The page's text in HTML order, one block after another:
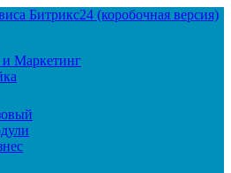
Битрикс24 (коробочная версия)
Маркетинг